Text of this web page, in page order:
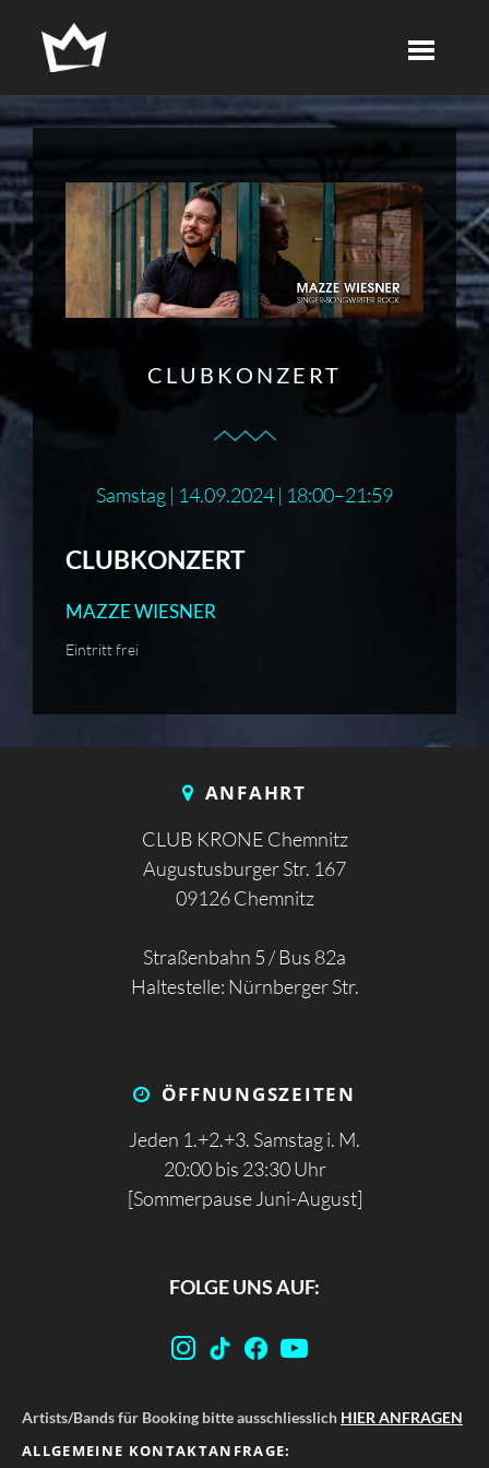
CLUBKONZERT
Samstag | 14.09.2024 | 18:00–21:59
CLUBKONZERT
MAZZE WIESNER
Eintritt frei
ANFAHRT
CLUB KRONE Chemnitz
Augustusburger Str. 167
09126 Chemnitz
Straßenbahn 5 / Bus 82a
Haltestelle: Nürnberger Str.
ÖFFNUNGS­ZEITEN
Jeden 1.+2.+3. Samstag i. M.
20:00 bis 23:30 Uhr
[Sommerpause Juni-August]
FOLGE UNS AUF:
Artists/Bands für Booking bitte ausschliesslich HIER ANFRAGEN
ALLGEMEINE KONTAKTANFRAGE: